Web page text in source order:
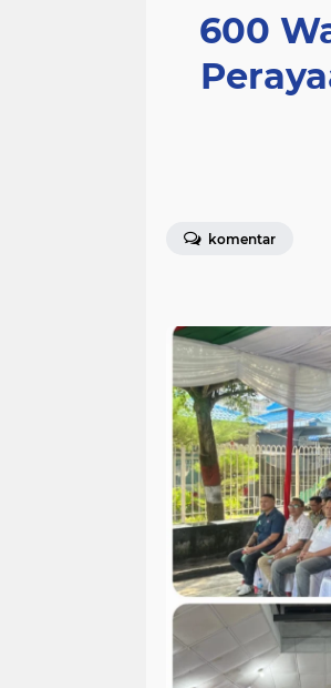
600
komentar